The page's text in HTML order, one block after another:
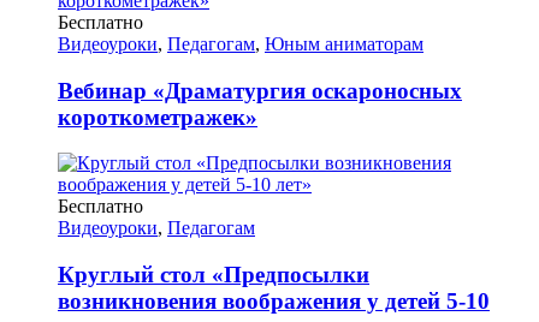
Бесплатно
Видеоуроки, Педагогам, Юным аниматорам
Вебинар «Драматургия оскароносных
короткометражек»
Бесплатно
Видеоуроки, Педагогам
Круглый стол «Предпосылки
возникновения воображения у детей 5-10